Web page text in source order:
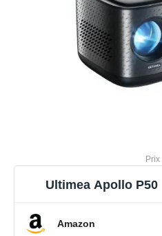
Ultimea Apollo P50
Amazon